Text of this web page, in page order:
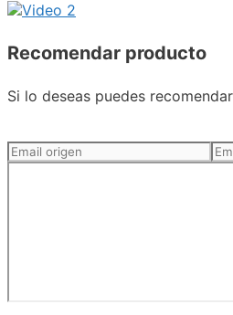
Video 2
Recomendar producto
Si lo deseas puedes